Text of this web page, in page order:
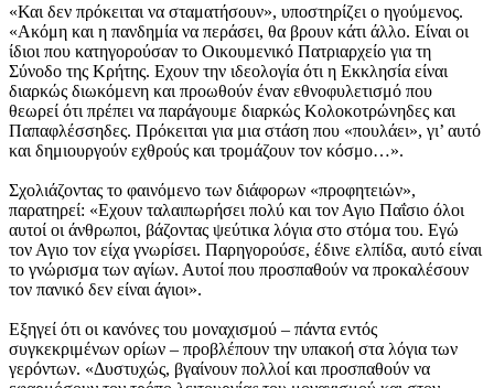
«Και δεν πρόκειται να σταματήσουν», υποστηρίζει ο ηγούμενος.
«Ακόμη και η πανδημία να περάσει, θα βρουν κάτι άλλο. Είναι οι
ίδιοι που κατηγορούσαν το Οικουμενικό Πατριαρχείο για τη
Σύνοδο της Κρήτης. Εχουν την ιδεολογία ότι η Εκκλησία είναι
διαρκώς διωκόμενη και προωθούν έναν εθνοφυλετισμό που
θεωρεί ότι πρέπει να παράγουμε διαρκώς Κολοκοτρώνηδες και
Παπαφλέσσηδες. Πρόκειται για μια στάση που «πουλάει», γι’ αυτό
και δημιουργούν εχθρούς και τρομάζουν τον κόσμο…».
Σχολιάζοντας το φαινόμενο των διάφορων «προφητειών»,
παρατηρεί: «Εχουν ταλαιπωρήσει πολύ και τον Αγιο Παΐσιο όλοι
αυτοί οι άνθρωποι, βάζοντας ψεύτικα λόγια στο στόμα του. Εγώ
τον Αγιο τον είχα γνωρίσει. Παρηγορούσε, έδινε ελπίδα, αυτό είναι
το γνώρισμα των αγίων. Αυτοί που προσπαθούν να προκαλέσουν
τον πανικό δεν είναι άγιοι».
Εξηγεί ότι οι κανόνες του μοναχισμού – πάντα εντός
συγκεκριμένων ορίων – προβλέπουν την υπακοή στα λόγια των
γερόντων. «Δυστυχώς, βγαίνουν πολλοί και προσπαθούν να